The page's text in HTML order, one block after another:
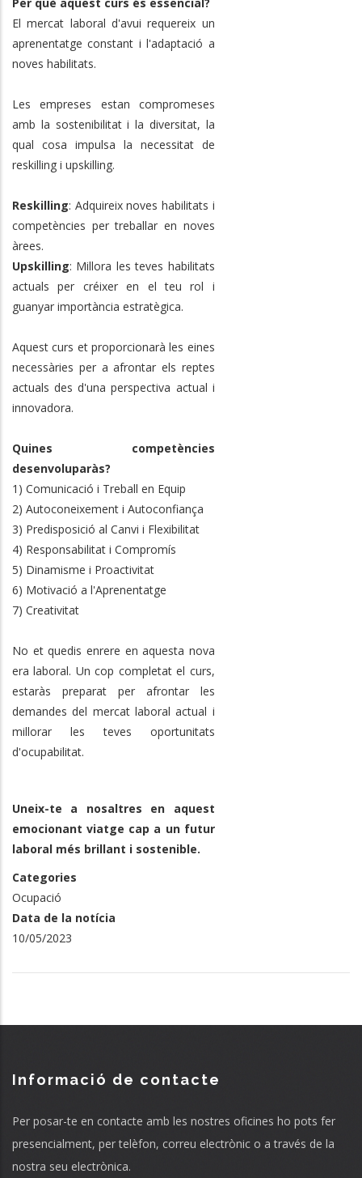
El mercat laboral d'avui requereix un
aprenentatge constant i l'adaptació a
noves habilitats.
Les empreses estan compromeses
amb la sostenibilitat i la diversitat, la
qual cosa impulsa la necessitat de
reskilling i upskilling.
Reskilling: Adquireix noves habilitats i
competències per treballar en noves
àrees.
Upskilling: Millora les teves habilitats
actuals per créixer en el teu rol i
guanyar importància estratègica.
Aquest curs et proporcionarà les eines
necessàries per a afrontar els reptes
actuals des d'una perspectiva actual i
innovadora.
Quines competències
desenvoluparàs?
1) Comunicació i Treball en Equip
2) Autoconeixement i Autoconfiança
3) Predisposició al Canvi i Flexibilitat
4) Responsabilitat i Compromís
5) Dinamisme i Proactivitat
6) Motivació a l'Aprenentatge
7) Creativitat
No et quedis enrere en aquesta nova
era laboral. Un cop completat el curs,
estaràs preparat per afrontar les
demandes del mercat laboral actual i
millorar les teves oportunitats
d'ocupabilitat.
Uneix-te a nosaltres en aquest
emocionant viatge cap a un futur
laboral més brillant i sostenible.
Categories
Ocupació
Data de la notícia
10/05/2023
Informació de contacte
Per posar-te en contacte amb les nostres oficines ho pots fer
presencialment, per telèfon, correu electrònic o a través de la
nostra seu electrònica.